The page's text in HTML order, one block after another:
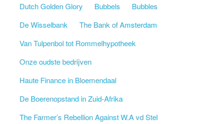
Dutch Golden Glory
Bubbels
Bubbles
De Wisselbank
The Bank of Amsterdam
Van Tulpenbol tot Rommelhypotheek
Onze oudste bedrijven
Haute Finance in Bloemendaal
De Boerenopstand in Zuid-Afrika
The Farmer’s Rebellion Against W.A vd Stel